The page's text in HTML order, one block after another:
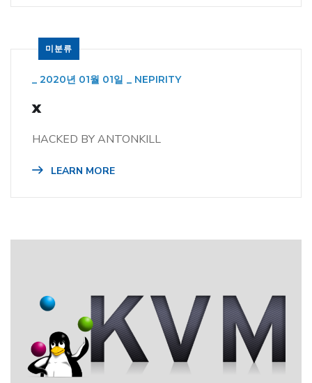
미분류
2020년 01월 01일 NEPIRITY
x
HACKED BY ANTONKILL
LEARN MORE